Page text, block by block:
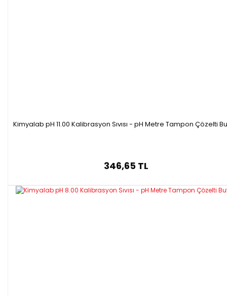
Kimyalab pH 11.00 Kalibrasyon Sıvısı - pH Metre Tampon Çözelti
346,65 TL